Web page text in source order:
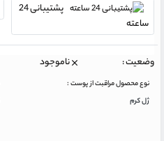
پشتیبانی 24
ساعته
وضعیت : ناموجود
نوع محصول مراقبت از پوست :
ژل کرم